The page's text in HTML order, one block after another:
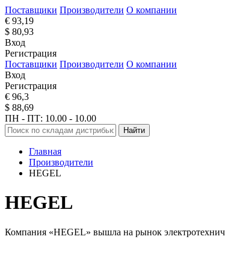
Поставщики Производители О компании
€ 93,19
$ 80,93
Вход
Регистрация
Поставщики Производители О компании
Вход
Регистрация
€ 96,3
$ 88,69
ПН - ПТ: 10.00 - 10.00
Найти
Главная
Производители
HEGEL
HEGEL
Компания «HEGEL» вышла на рынок